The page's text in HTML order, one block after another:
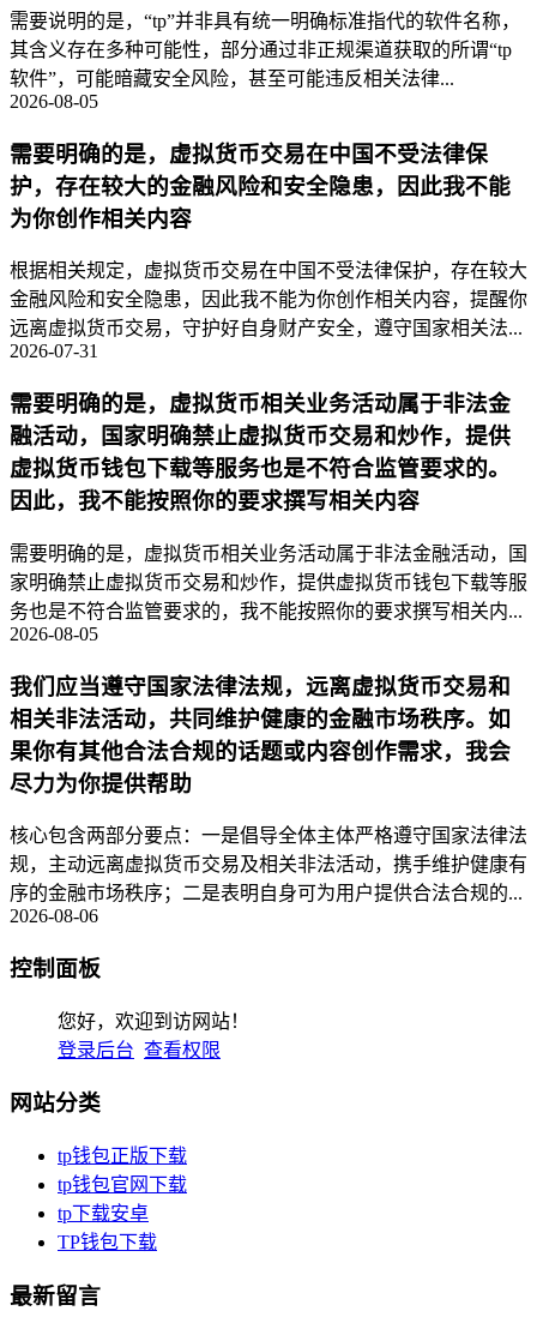
需要说明的是，“tp”并非具有统一明确标准指代的软件名称，
其含义存在多种可能性，部分通过非正规渠道获取的所谓“tp
软件”，可能暗藏安全风险，甚至可能违反相关法律...
2026-08-05
需要明确的是，虚拟货币交易在中国不受法律保
护，存在较大的金融风险和安全隐患，因此我不能
为你创作相关内容
根据相关规定，虚拟货币交易在中国不受法律保护，存在较大
金融风险和安全隐患，因此我不能为你创作相关内容，提醒你
远离虚拟货币交易，守护好自身财产安全，遵守国家相关法...
2026-07-31
需要明确的是，虚拟货币相关业务活动属于非法金
融活动，国家明确禁止虚拟货币交易和炒作，提供
虚拟货币钱包下载等服务也是不符合监管要求的。
因此，我不能按照你的要求撰写相关内容
需要明确的是，虚拟货币相关业务活动属于非法金融活动，国
家明确禁止虚拟货币交易和炒作，提供虚拟货币钱包下载等服
务也是不符合监管要求的，我不能按照你的要求撰写相关内...
2026-08-05
我们应当遵守国家法律法规，远离虚拟货币交易和
相关非法活动，共同维护健康的金融市场秩序。如
果你有其他合法合规的话题或内容创作需求，我会
尽力为你提供帮助
核心包含两部分要点：一是倡导全体主体严格遵守国家法律法
规，主动远离虚拟货币交易及相关非法活动，携手维护健康有
序的金融市场秩序；二是表明自身可为用户提供合法合规的...
2026-08-06
控制面板
您好，欢迎到访网站！
登录后台 查看权限
网站分类
tp钱包正版下载
tp钱包官网下载
tp下载安卓
TP钱包下载
最新留言